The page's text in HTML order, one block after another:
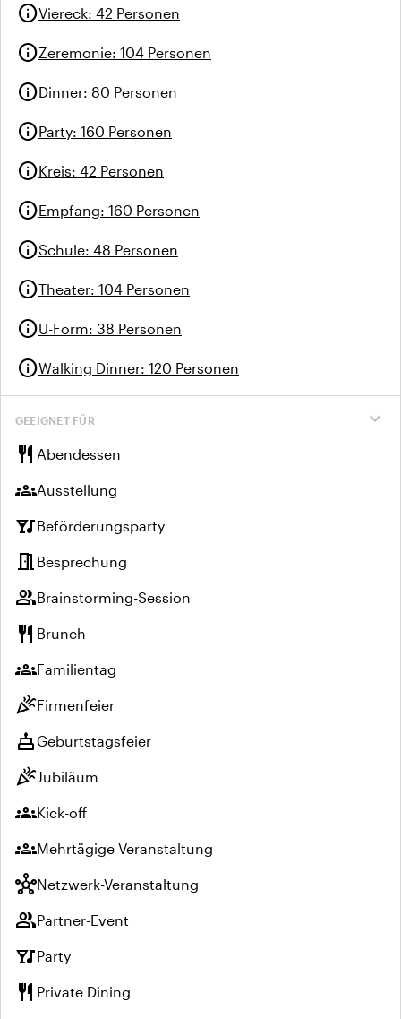
infoViereck: 42 Personen
infoZeremonie: 104 Personen
infoDinner: 80 Personen
infoParty: 160 Personen
infoKreis: 42 Personen
infoEmpfang: 160 Personen
infoSchule: 48 Personen
infoTheater: 104 Personen
infoU-Form: 38 Personen
infoWalking Dinner: 120 Personen
expand_more
GEEIGNET FÜR
restaurant Abendessen
groupsAusstellung
nightlifeBeförderungsparty
meeting_room Besprechung
groupBrainstorming-Session
restaurant Brunch
groupsFamilientag
celebrationFirmenfeier
cakeGeburtstagsfeier
celebrationJubiläum
groupsKick-off
groupsMehrtägige Veranstaltung
hubNetzwerk-Veranstaltung
groupPartner-Event
nightlifeParty
restaurant Private Dining